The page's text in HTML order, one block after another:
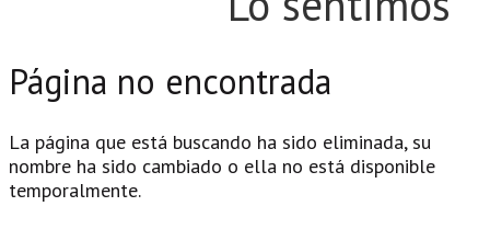
Página no encontrada
La página que está buscando ha sido eliminada, su
nombre ha sido cambiado o ella no está disponible
temporalmente.